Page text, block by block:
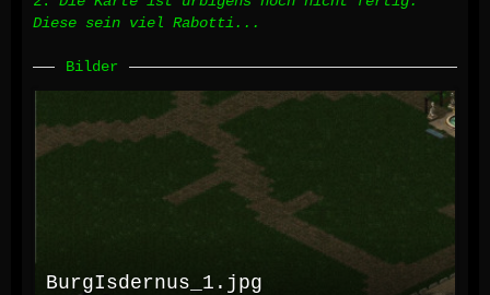
Diese sein viel Rabotti...
Bilder
BurgIsdernus_1.jpg